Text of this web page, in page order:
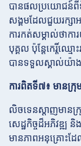
បានផលប្រយោជន៍ពីទំ
សង្គមដែលជួយរក្សាអ
ការកត់សម្គាល់ថាក
បុគ្គល ប៉ុន្តែកេរ្តិ៍ឈ្
បានទទួលស្គាល់យ៉
ការពិតទី៧៖ មានក្
លិចទេនស្តាញមានក្រុ
សេដ្ឋកិច្ចដ៏អភិវឌ្ឍ
មានភាពអនុគ្រោះដ